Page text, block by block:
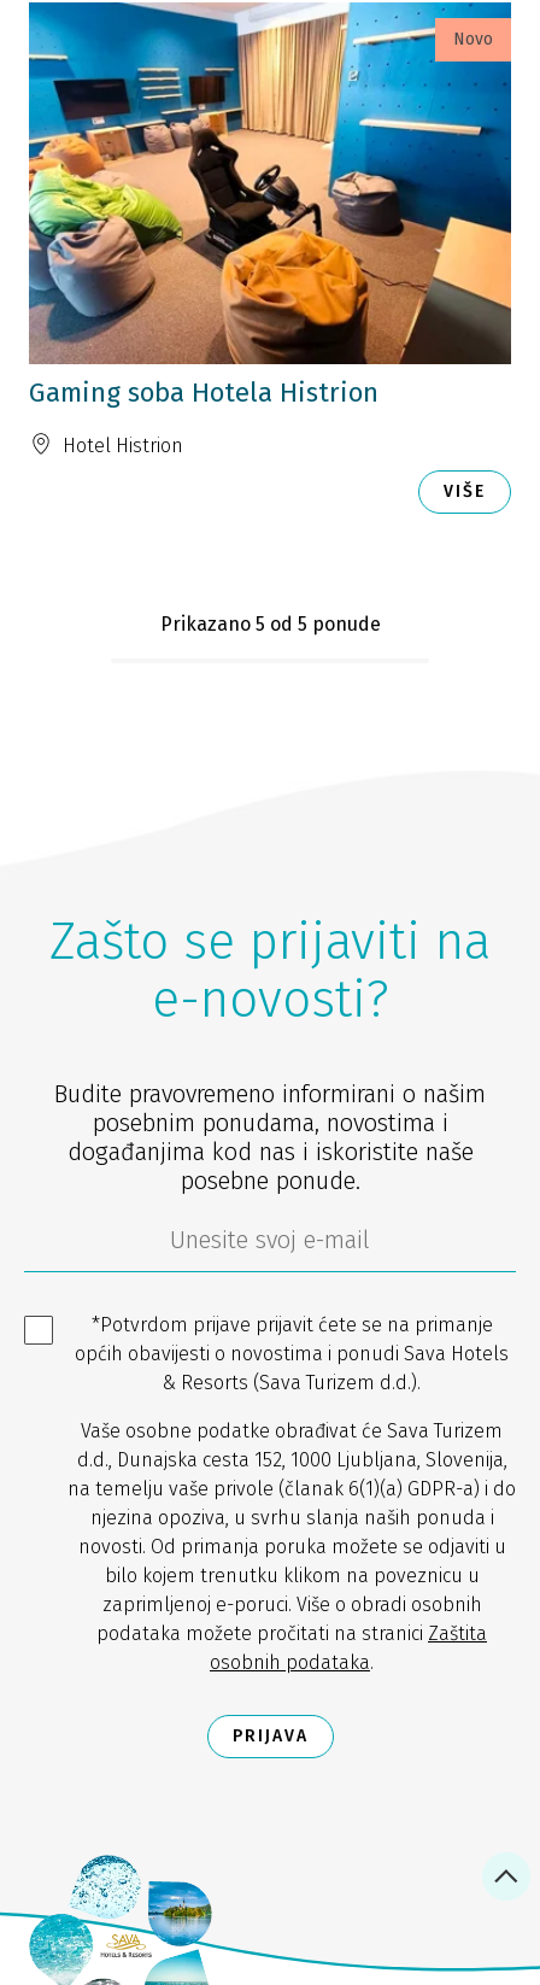
Novo
Gaming soba Hotela Histrion
Hotel Histrion
VIŠE
Prikazano 5 od 5 ponude
Zašto se prijaviti na
e-novosti?
Budite pravovremeno informirani o našim
posebnim ponudama, novostima i
događanjima kod nas i iskoristite naše
posebne ponude.
*Potvrdom prijave prijavit ćete se na primanje
općih obavijesti o novostima i ponudi Sava Hotels
& Resorts (Sava Turizem d.d.).
Vaše osobne podatke obrađivat će Sava Turizem
d.d., Dunajska cesta 152, 1000 Ljubljana, Slovenija,
na temelju vaše privole (članak 6(1)(a) GDPR-a) i do
njezina opoziva, u svrhu slanja naših ponuda i
novosti. Od primanja poruka možete se odjaviti u
bilo kojem trenutku klikom na poveznicu u
zaprimljenoj e-poruci. Više o obradi osobnih
podataka možete pročitati na stranici Zaštita
osobnih podataka.
PRIJAVA